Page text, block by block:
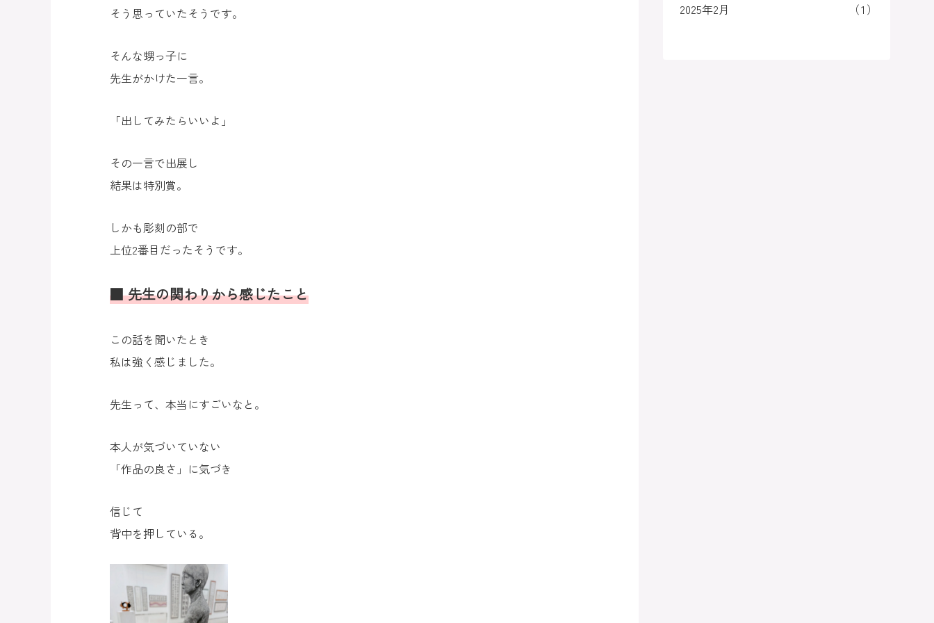
そう思っていたそうです。
そんな甥っ子に
先生がかけた一言。
「出してみたらいいよ」
その一言で出展し
結果は特別賞。
しかも彫刻の部で
上位2番目だったそうです。
■ 先生の関わりから感じたこと
この話を聞いたとき
私は強く感じました。
先生って、本当にすごいなと。
本人が気づいていない
「作品の良さ」に気づき
信じて
背中を押している。
2025年2月
1